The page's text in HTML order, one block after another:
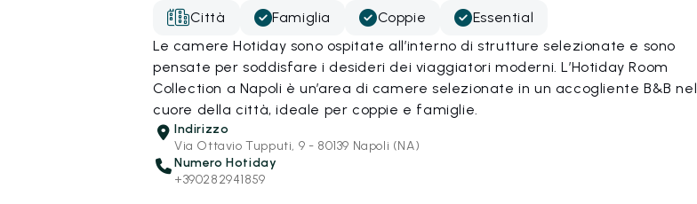
Città Famiglia Coppie
Essential
Le camere Hotiday sono ospitate all’interno di strutture selezionate e sono
pensate per soddisfare i desideri dei viaggiatori moderni. L’Hotiday Room
Collection a Napoli è un’area di camere selezionate in un accogliente B&B nel
cuore della città, ideale per coppie e famiglie.
Indirizzo
Via Ottavio Tupputi, 9 - 80139 Napoli (NA)
Numero Hotiday
+390282941859